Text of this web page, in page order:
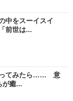
中をスーイスイ
前世は...
ってみたら…… 意
が癒...